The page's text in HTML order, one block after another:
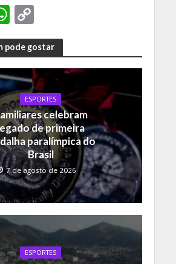
W
h
at
s
A
p
p
C
o
p
y
Li
n
k
pode gostar
ESPORTES
celebram
de primeira
paralímpica do
Brasil
7 de agosto de 2026
ESPORTES